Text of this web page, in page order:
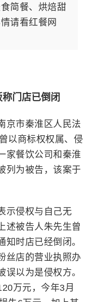
简餐、烘焙甜
请看红餐网
门店已倒闭
京市秦淮区人民法
以商标权权属、侵
家餐饮公司和秦淮
列为被告，该案于
示侵权与自己无
述被告人朱先生曾
时店已经倒闭。
丝店的营业执照办
以为是侵权方。
万元，今年3月